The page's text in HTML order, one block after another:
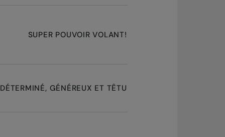
SUPER POUVOIR VOLANT!
DÉTERMINÉ, GÉNÉREUX ET TÊTU